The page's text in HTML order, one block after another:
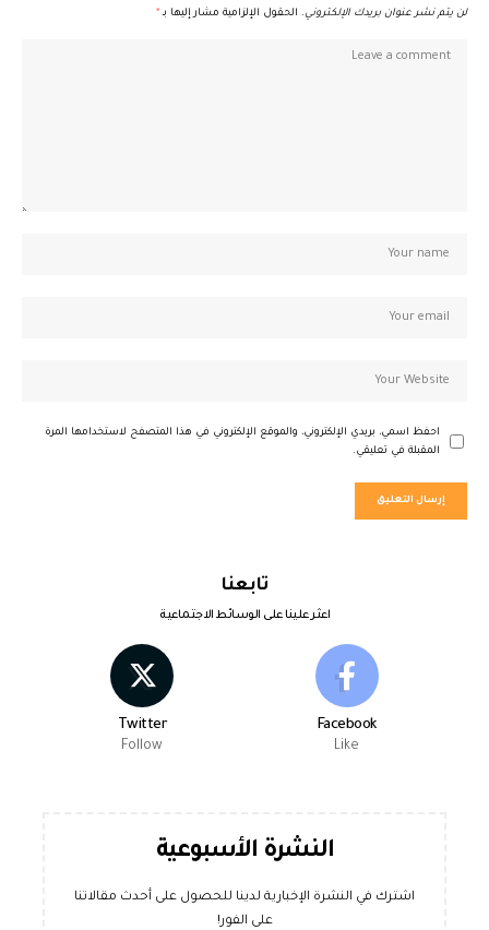
لن يتم نشر عنوان بريدك الإلكتروني. الحقول الإلزامية مشار إليها بـ *
احفظ اسمي، بريدي الإلكتروني، والموقع الإلكتروني في هذا المتصفح لاستخدامها المرة
المقبلة في تعليقي.
تابعنا
اعثر علينا على الوسائط الاجتماعية
Facebook
Like
Twitter
Follow
النشرة الأسبوعية
اشترك في النشرة الإخبارية لدينا للحصول على أحدث مقالاتنا
على الفور!